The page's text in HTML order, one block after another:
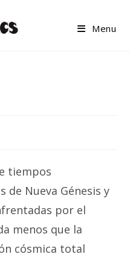
Menu
tiempos
de Nueva Génesis y
por el
menos que la
cósmica total